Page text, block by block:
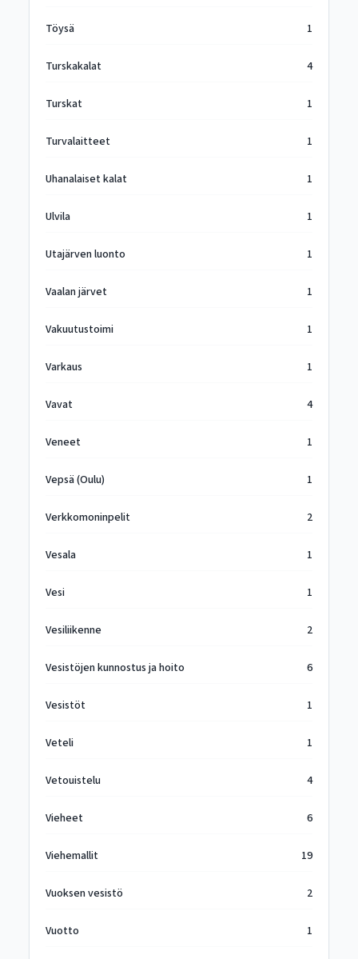
Töysä 1
Turskakalat 4
Turskat 1
Turvalaitteet 1
Uhanalaiset kalat 1
Ulvila 1
Utajärven luonto 1
Vaalan järvet 1
Vakuutustoimi 1
Varkaus 1
Vavat 4
Veneet 1
Vepsä (Oulu) 1
Verkkomoninpelit 2
Vesala 1
Vesi 1
Vesiliikenne 2
Vesistöjen kunnostus ja hoito 6
Vesistöt 1
Veteli 1
Vetouistelu 4
Vieheet 6
Viehemallit 19
Vuoksen vesistö 2
Vuotto 1